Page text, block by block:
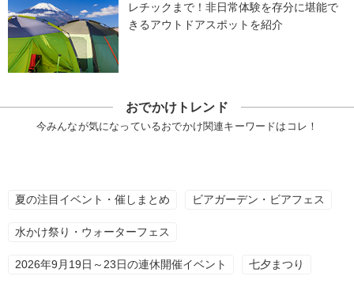
レチックまで！非日常体験を存分に堪能で
きるアウトドアスポットを紹介
おでかけトレンド
今みんなが気になっているおでかけ関連キーワードはコレ！
夏の注目イベント・催しまとめ ビアガーデン・ビアフェス
水かけ祭り・ウォーターフェス
2026年9月19日～23日の連休開催イベント 七夕まつり